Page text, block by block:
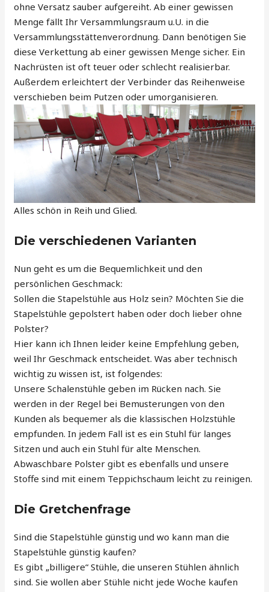
ohne Versatz sauber aufgereiht. Ab einer gewissen
Menge fällt Ihr Versammlungsraum u.U. in die
Versammlungsstättenverordnung. Dann benötigen Sie
diese Verkettung ab einer gewissen Menge sicher. Ein
Nachrüsten ist oft teuer oder schlecht realisierbar.
Außerdem erleichtert der Verbinder das Reihenweise
verschieben beim Putzen oder umorganisieren.
Alles schön in Reih und Glied.
Die verschiedenen Varianten
Nun geht es um die Bequemlichkeit und den
persönlichen Geschmack:
Sollen die Stapelstühle aus Holz sein? Möchten Sie die
Stapelstühle gepolstert haben oder doch lieber ohne
Polster?
Hier kann ich Ihnen leider keine Empfehlung geben,
weil Ihr Geschmack entscheidet. Was aber technisch
wichtig zu wissen ist, ist folgendes:
Unsere Schalenstühle geben im Rücken nach. Sie
werden in der Regel bei Bemusterungen von den
Kunden als bequemer als die klassischen Holzstühle
empfunden. In jedem Fall ist es ein Stuhl für langes
Sitzen und auch ein Stuhl für alte Menschen.
Abwaschbare Polster gibt es ebenfalls und unsere
Stoffe sind mit einem Teppichschaum leicht zu reinigen.
Die Gretchenfrage
Sind die Stapelstühle günstig und wo kann man die
Stapelstühle günstig kaufen?
Es gibt „billigere“ Stühle, die unseren Stühlen ähnlich
sind. Sie wollen aber Stühle nicht jede Woche kaufen